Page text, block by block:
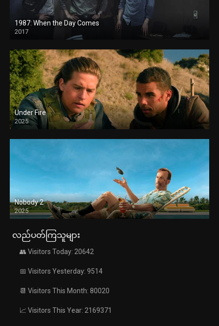
1987: When the Day Comes
2017
Under Fire
2025
Nobody 2
2025
လည်ပတ်ကြသူများ
👥 Visitors Today: 20642
📅 Visitors Yesterday: 9514
📆 Visitors This Month: 80020
📈 Visitors This Year: 2169371